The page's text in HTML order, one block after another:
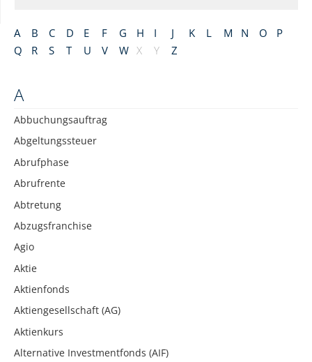
A B C D E F G H I J K L M N O
P
Q
R S T U V W X Y Z
A
Abbuchungsauftrag
Abgeltungssteuer
Abrufphase
Abrufrente
Abtretung
Abzugsfranchise
Agio
Aktie
Aktienfonds
Aktiengesellschaft (AG)
Aktienkurs
Alternative Investmentfonds (AIF)